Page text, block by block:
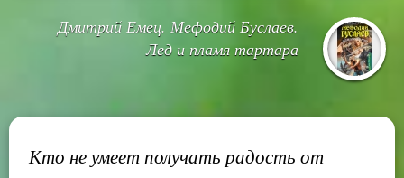
Дмитрий Емец. Мефодий Буслаев.
Лед и пламя тартара
Кто не умеет получать радость от